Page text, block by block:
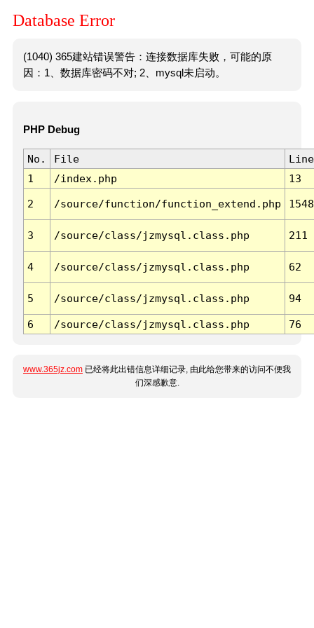
Database Error
(1040) 365建站错误警告：连接数据库失败，可能的原
因：1、数据库密码不对; 2、mysql未启动。
PHP Debug
No. File
Line
1
/index.php 13
2 /source/function/function_extend.php 1548
3 /source/class/jzmysql.class.php 211
4 /source/class/jzmysql.class.php 62
5 /source/class/jzmysql.class.php 94
6 /source/class/jzmysql.class.php 76
www.365jz.com 已经将此出错信息详细记录, 由此给您带来的访问不便我
们深感歉意.